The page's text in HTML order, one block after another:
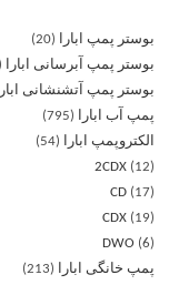
بوستر پمپ ابارا
20
بوستر پمپ آبرسانی ابارا
بوستر پمپ آتشنشانی ابارا
پمپ آب ابارا
795
الکتروپمپ ابارا
54
2CDX
12
CD
17
CDX
19
DWO
6
پمپ خانگی ابارا
213